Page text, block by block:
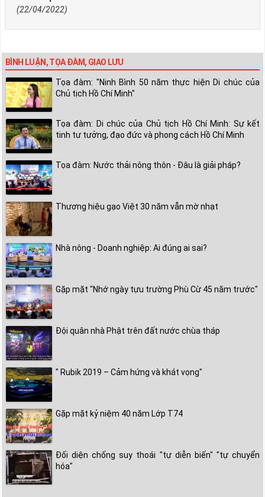
(22/04/2022)
BÌNH LUẬN, TỌA ĐÀM, GIAO LƯU
Tọa đàm: "Ninh Bình 50 năm thực hiện Di chúc của
Chủ tịch Hồ Chí Minh"
Tọa đàm: Di chúc của Chủ tịch Hồ Chí Minh: Sự kết
tinh tư tưởng, đạo đức và phong cách Hồ Chí Minh
Tọa đàm: Nước thải nông thôn - Đâu là giải pháp?
Thương hiệu gạo Việt 30 năm vẫn mờ nhạt
Nhà nông - Doanh nghiệp: Ai đúng ai sai?
Gặp mặt "Nhớ ngày tựu trường Phù Cừ 45 năm trước"
Đội quân nhà Phật trên đất nước chùa tháp
" Rubik 2019 – Cảm hứng và khát vọng"
Gặp mặt kỷ niệm 40 năm Lớp T74
Đối diện chống suy thoái "tự diễn biến" "tự chuyển
hóa"